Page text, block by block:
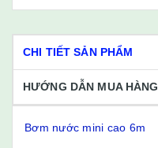
CHI TIẾT SẢN PHẨM
HƯỚNG DẪN MUA HÀNG
Bơm nước mini cao 6m